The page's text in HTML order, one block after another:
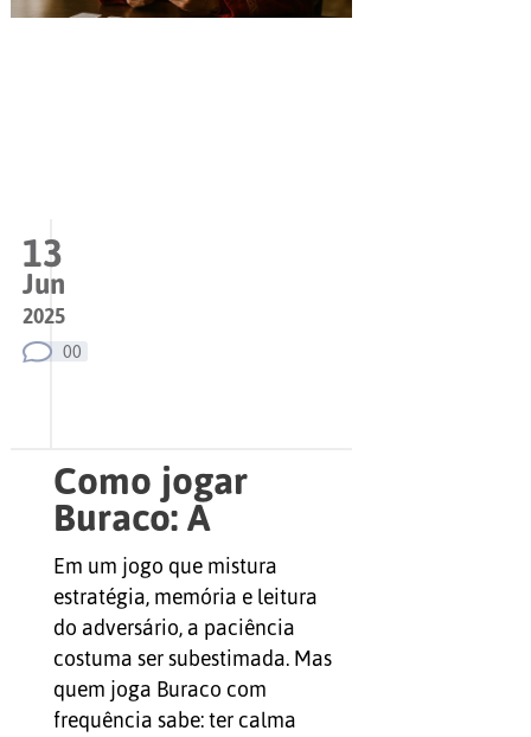
13
Jun
2025
00
Como jogar
Buraco: A
paciência é uma
virtude (e uma
arma) no jogo de
Em um jogo que mistura
estratégia, memória e leitura
do adversário, a paciência
costuma ser subestimada. Mas
quem joga Buraco com
frequência sabe: ter calma